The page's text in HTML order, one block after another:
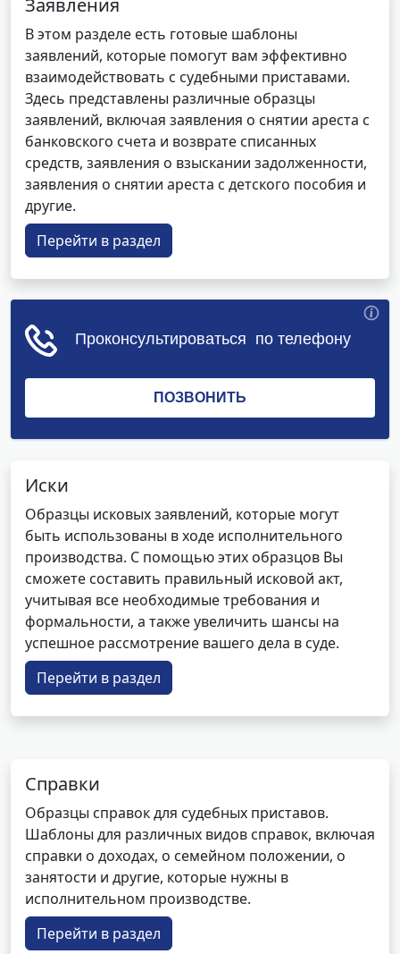
Заявления
В этом разделе есть готовые шаблоны
заявлений, которые помогут вам эффективно
взаимодействовать с судебными приставами.
Здесь представлены различные образцы
заявлений, включая заявления о снятии ареста с
банковского счета и возврате списанных
средств, заявления о взыскании задолженности,
заявления о снятии ареста с детского пособия и
другие.
Перейти в раздел
Иски
Образцы исковых заявлений, которые могут
быть использованы в ходе исполнительного
производства. С помощью этих образцов Вы
сможете составить правильный исковой акт,
учитывая все необходимые требования и
формальности, а также увеличить шансы на
успешное рассмотрение вашего дела в суде.
Перейти в раздел
Справки
Образцы справок для судебных приставов.
Шаблоны для различных видов справок, включая
справки о доходах, о семейном положении, о
занятости и другие, которые нужны в
исполнительном производстве.
Перейти в раздел